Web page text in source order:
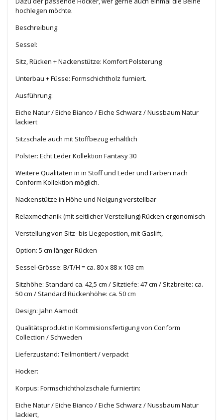
hochlegen möchte.
Beschreibung:
Sessel:
Sitz, Rücken + Nackenstütze: Komfort Polsterung
Unterbau + Füsse: Formschichtholz furniert.
Ausführung:
Eiche Natur / Eiche Bianco / Eiche Schwarz / Nussbaum Natur
lackiert
Sitzschale auch mit Stoffbezug erhältlich
Polster: Echt Leder Kollektion Fantasy 30
Weitere Qualitäten in in Stoff und Leder und Farben nach
Conform Kollektion möglich.
Nackenstütze in Höhe und Neigung verstellbar
Relaxmechanik (mit seitlicher Verstellung) Rücken ergonomisch
Verstellung von Sitz- bis Liegepostion, mit Gaslift,
Option: 5 cm länger Rücken
Sessel-Grösse: B/T/H = ca. 80 x 88 x 103 cm
Sitzhöhe: Standard ca. 42,5 cm / Sitztiefe: 47 cm / Sitzbreite: ca.
50 cm / Standard Rückenhöhe: ca. 50 cm
Design: Jahn Aamodt
Qualitätsprodukt in Kommisionsfertigung von Conform
Collection / Schweden
Lieferzustand: Teilmontiert / verpackt
Hocker:
Korpus: Formschichtholzschale furniertin:
Eiche Natur / Eiche Bianco / Eiche Schwarz / Nussbaum Natur
lackiert,